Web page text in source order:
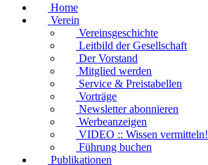
Home
Verein
Vereinsgeschichte
Leitbild der Gesellschaft
Der Vorstand
Mitglied werden
Service & Preistabellen
Vorträge
Newsletter abonnieren
Werbeanzeigen
VIDEO :: Wissen vermitteln!
Führung buchen
Publikationen